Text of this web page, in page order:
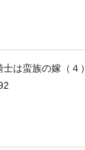
士は蛮族の嫁（４）